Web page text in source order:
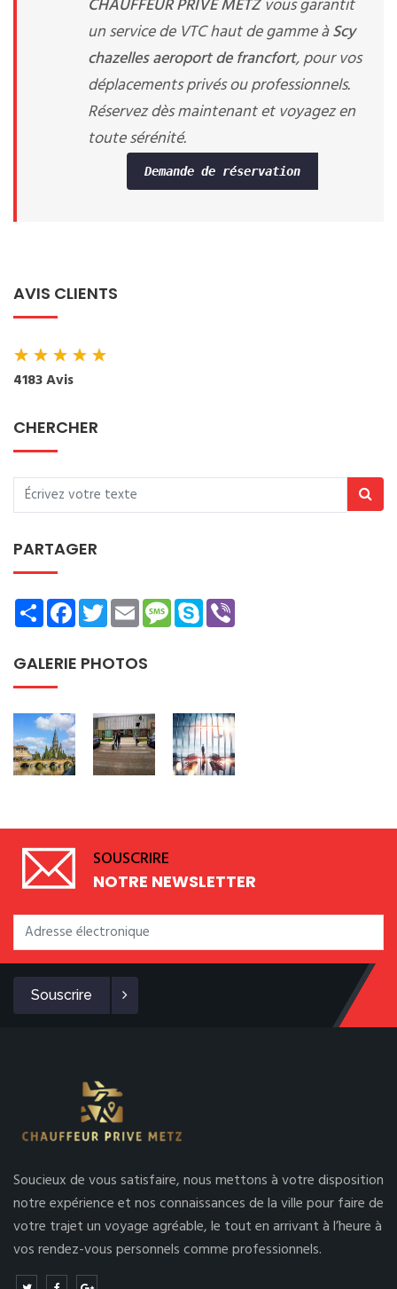
CHAUFFEUR PRIVE METZvous garantit
un service de VTC haut de gamme àScy
chazelles aeroport de francfort, pour vos
déplacements privés ou professionnels.
Réservez dès maintenant et voyagez en
toute sérénité.
Demande de réservation
AVIS CLIENTS
★★★★★
4183 Avis
CHERCHER
PARTAGER
ShareFacebookTwitterEmailMessage
Skype
GALERIE PHOTOS
SOUSCRIRE
NOTRE NEWSLETTER
Souscrire
Soucieux de vous satisfaire, nous mettons à votre disposition
notre expérience et nos connaissances de la ville pour faire de
votre trajet un voyage agréable, le tout en arrivant à l’heure à
vos rendez-vous personnels comme professionnels.